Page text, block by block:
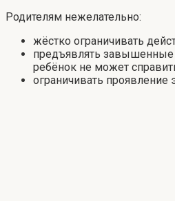
Родителям нежелательно:
жёстко ограничивать
предъявлять завышенные
ребёнок не может
ограничивать проявление